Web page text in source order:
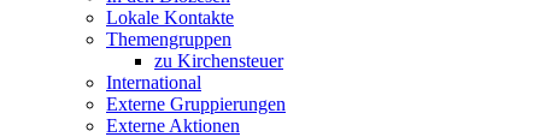
Lokale Kontakte
Themengruppen
zu Kirchensteuer
International
Externe Gruppierungen
Externe Aktionen